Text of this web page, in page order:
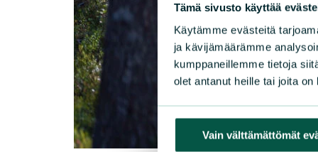
Tämä sivusto käyttää
Käytämme evästeitä
ja kävijämäärämme
kumppaneillemme tietoja
olet antanut heille tai joita
Vain välttämättömät